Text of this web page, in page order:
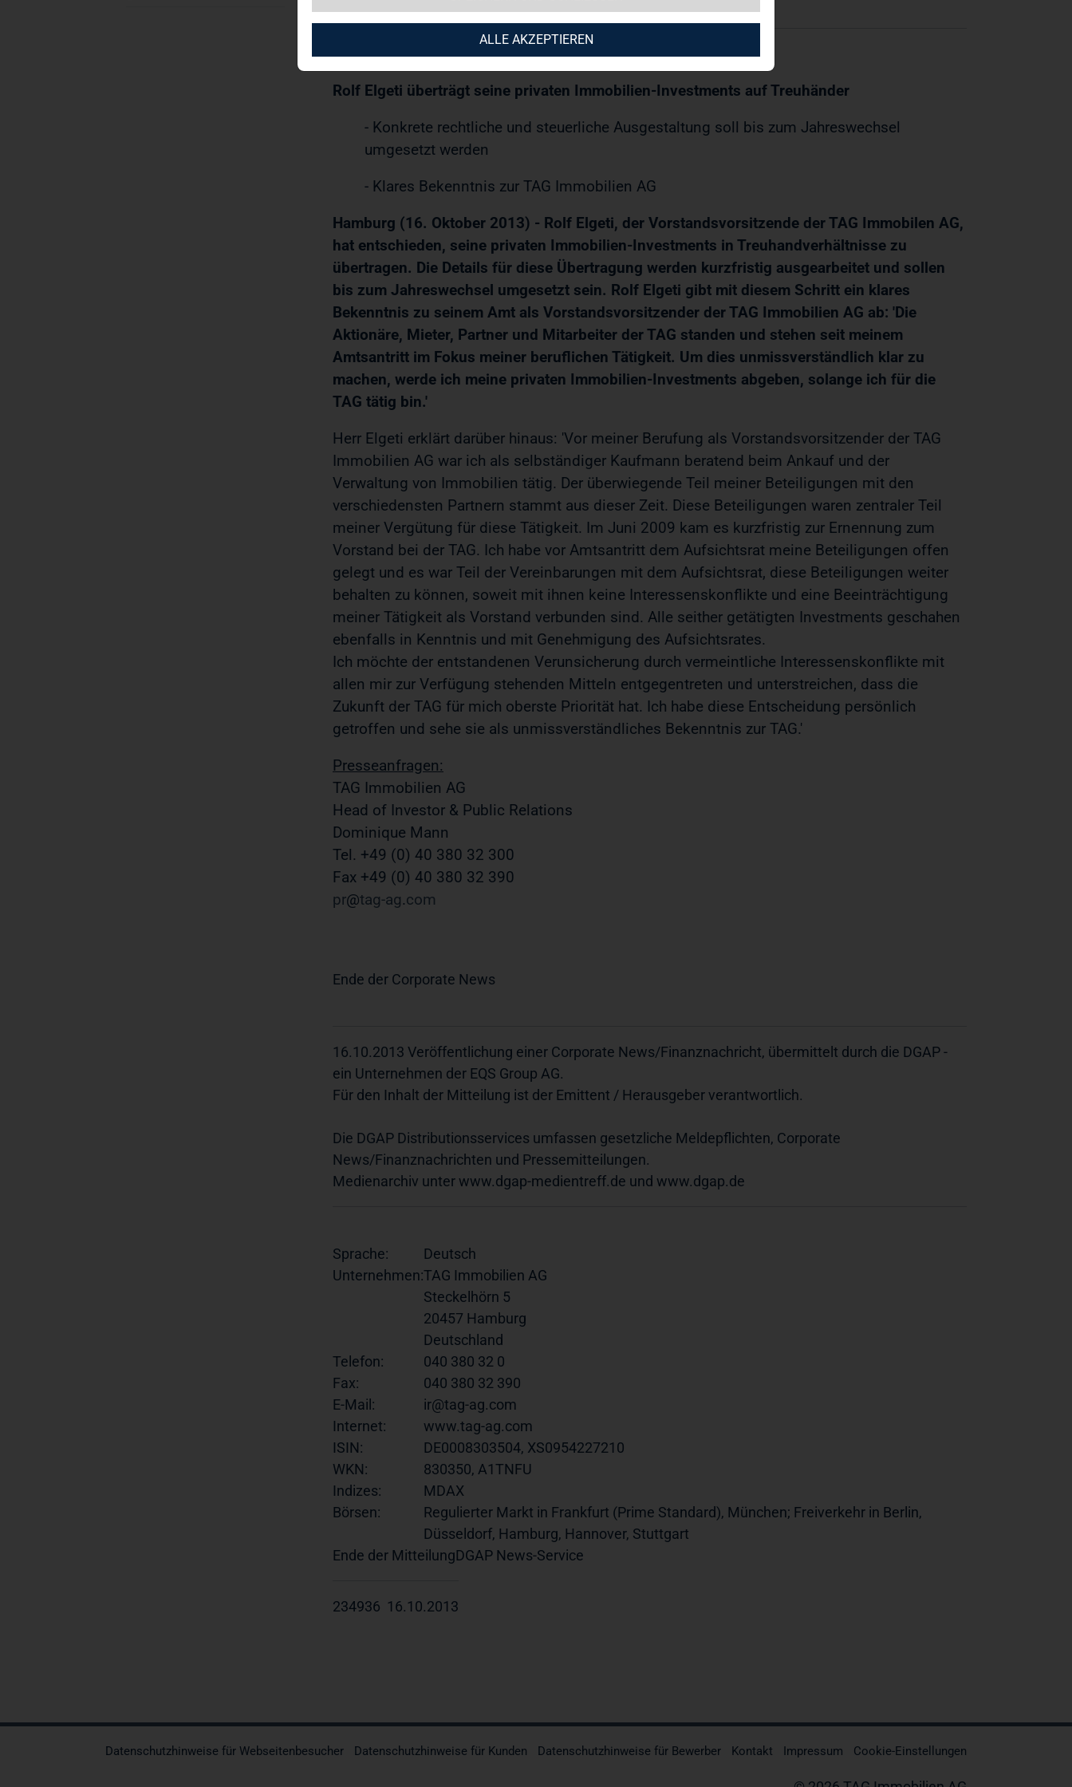
PRESSEMITTEILUNG
Rolf Elgeti überträgt seine privaten Immobilien-Investments auf Treuhänder
- Konkrete rechtliche und steuerliche Ausgestaltung soll bis zum Jahreswechsel
umgesetzt werden
- Klares Bekenntnis zur TAG Immobilien AG
Hamburg (16. Oktober 2013) - Rolf Elgeti, der Vorstandsvorsitzende der TAG Immobilen AG,
hat entschieden, seine privaten Immobilien-Investments in Treuhandverhältnisse zu
übertragen. Die Details für diese Übertragung werden kurzfristig ausgearbeitet und sollen
bis zum Jahreswechsel umgesetzt sein. Rolf Elgeti gibt mit diesem Schritt ein klares
Bekenntnis zu seinem Amt als Vorstandsvorsitzender der TAG Immobilien AG ab: 'Die
Aktionäre, Mieter, Partner und Mitarbeiter der TAG standen und stehen seit meinem
Amtsantritt im Fokus meiner beruflichen Tätigkeit. Um dies unmissverständlich klar zu
machen, werde ich meine privaten Immobilien-Investments abgeben, solange ich für die
TAG tätig bin.'
Herr Elgeti erklärt darüber hinaus: 'Vor meiner Berufung als Vorstandsvorsitzender der TAG
Immobilien AG war ich als selbständiger Kaufmann beratend beim Ankauf und der
Verwaltung von Immobilien tätig. Der überwiegende Teil meiner Beteiligungen mit den
verschiedensten Partnern stammt aus dieser Zeit. Diese Beteiligungen waren zentraler Teil
meiner Vergütung für diese Tätigkeit. Im Juni 2009 kam es kurzfristig zur Ernennung zum
Vorstand bei der TAG. Ich habe vor Amtsantritt dem Aufsichtsrat meine Beteiligungen offen
gelegt und es war Teil der Vereinbarungen mit dem Aufsichtsrat, diese Beteiligungen weiter
behalten zu können, soweit mit ihnen keine Interessenskonflikte und eine Beeinträchtigung
meiner Tätigkeit als Vorstand verbunden sind. Alle seither getätigten Investments geschahen
ebenfalls in Kenntnis und mit Genehmigung des Aufsichtsrates.
Ich möchte der entstandenen Verunsicherung durch vermeintliche Interessenskonflikte mit
allen mir zur Verfügung stehenden Mitteln entgegentreten und unterstreichen, dass die
Zukunft der TAG für mich oberste Priorität hat. Ich habe diese Entscheidung persönlich
getroffen und sehe sie als unmissverständliches Bekenntnis zur TAG.'
Presseanfragen:
TAG Immobilien AG
Head of Investor & Public Relations
Dominique Mann
Tel. +49 (0) 40 380 32 300
Fax +49 (0) 40 380 32 390
pr
tag-ag com
Ende der Corporate News
16.10.2013 Veröffentlichung einer Corporate News/Finanznachricht, übermittelt durch die DGAP -
ein Unternehmen der EQS Group AG.
Für den Inhalt der Mitteilung ist der Emittent / Herausgeber verantwortlich.
Die DGAP Distributionsservices umfassen gesetzliche Meldepflichten, Corporate
News/Finanznachrichten und Pressemitteilungen.
Medienarchiv unterwww.dgap-medientreff.de und www.dgap.de
Sprache:
Deutsch
Unternehmen:TAG Immobilien AG
Steckelhörn 5
20457 Hamburg
Deutschland
Telefon:
040 380 32 0
Fax:
040 380 32 390
E-Mail:
ir@tag-ag.com
Internet:
www.tag-ag.com
ISIN:
DE0008303504, XS0954227210
WKN:
830350, A1TNFU
Indizes:
MDAX
Börsen:
Regulierter Markt in Frankfurt (Prime Standard), München; Freiverkehr in Berlin,
Düsseldorf, Hamburg, Hannover, Stuttgart
Ende der MitteilungDGAP News-Service
234936 16.10.2013
Datenschutzhinweise für Webseitenbesucher Datenschutzhinweise für Kunden Datenschutzhinweise für Bewerber Kontakt Impressum Cookie-Einstellungen
ALLE AKZEPTIEREN